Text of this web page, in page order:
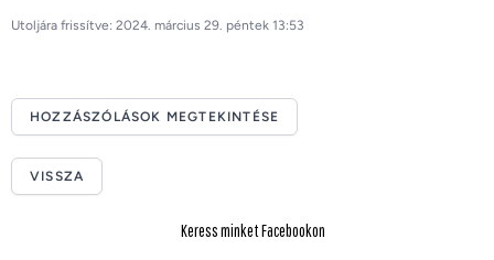
Utoljára frissítve: 2024. március 29. péntek 13:53
HOZZÁSZÓLÁSOK MEGTEKINTÉSE
VISSZA
Keress minket Facebookon